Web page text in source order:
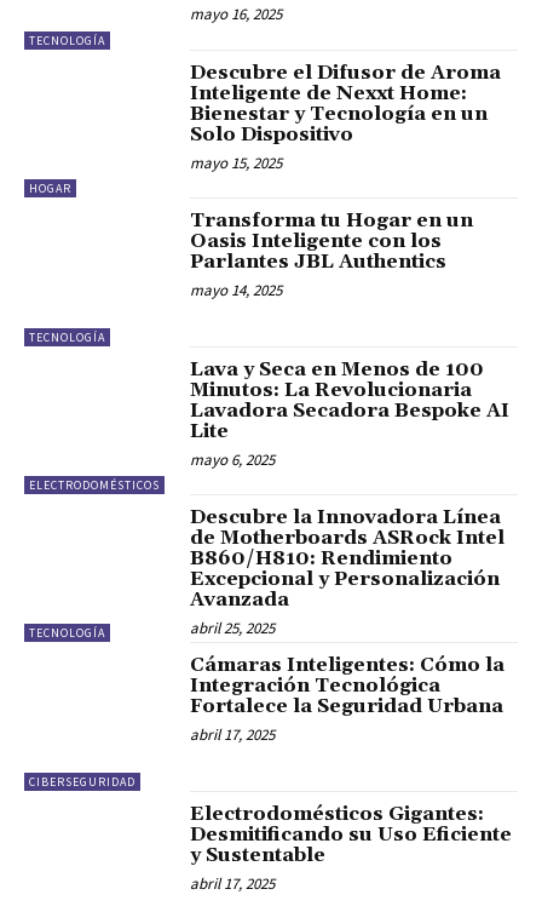
TECNOLOGÍA
mayo 16, 2025
HOGAR
Descubre el Difusor de Aroma
Inteligente de Nexxt Home:
Bienestar y Tecnología en un
Solo Dispositivo
mayo 15, 2025
TECNOLOGÍA
Transforma tu Hogar en un
Oasis Inteligente con los
Parlantes JBL Authentics
mayo 14, 2025
ELECTRODOMÉSTICOS
Lava y Seca en Menos de 100
Minutos: La Revolucionaria
Lavadora Secadora Bespoke AI
Lite
mayo 6, 2025
TECNOLOGÍA
Descubre la Innovadora Línea
de Motherboards ASRock Intel
B860/H810: Rendimiento
Excepcional y Personalización
Avanzada
abril 25, 2025
CIBERSEGURIDAD
Cámaras Inteligentes: Cómo la
Integración Tecnológica
Fortalece la Seguridad Urbana
abril 17, 2025
Electrodomésticos Gigantes:
Desmitificando su Uso Eficiente
y Sustentable
abril 17, 2025